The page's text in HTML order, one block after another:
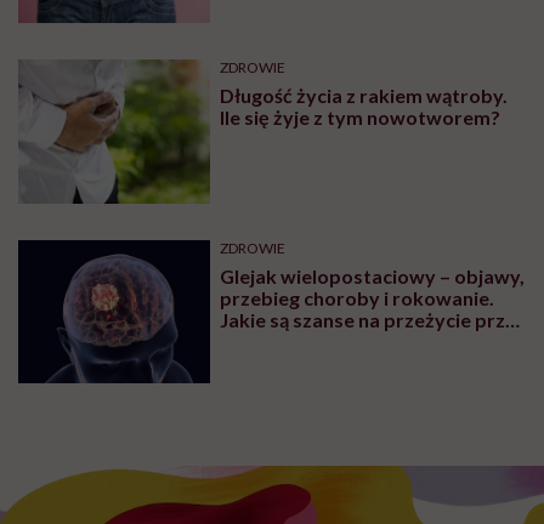
ZDROWIE
Długość życia z rakiem wątroby.
Ile się żyje z tym nowotworem?
ZDROWIE
Glejak wielopostaciowy – objawy,
przebieg choroby i rokowanie.
Jakie są szanse na przeżycie przy